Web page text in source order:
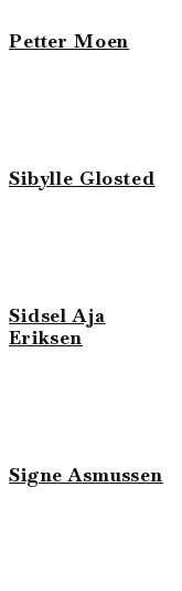
Petter Moen
Sibylle Glosted
Sidsel Aja
Eriksen
Signe Asmussen